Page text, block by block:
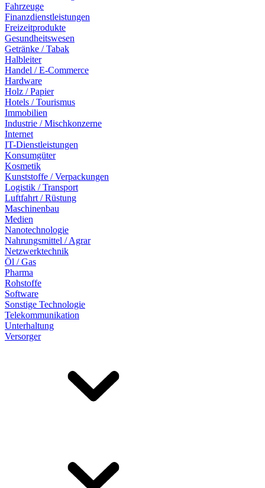
Fahrzeuge
Finanzdienstleistungen
Freizeitprodukte
Gesundheitswesen
Getränke / Tabak
Halbleiter
Handel / E-Commerce
Hardware
Holz / Papier
Hotels / Tourismus
Immobilien
Industrie / Mischkonzerne
Internet
IT-Dienstleistungen
Konsumgüter
Kosmetik
Kunststoffe / Verpackungen
Logistik / Transport
Luftfahrt / Rüstung
Maschinenbau
Medien
Nanotechnologie
Nahrungsmittel / Agrar
Netzwerktechnik
Öl / Gas
Pharma
Rohstoffe
Software
Sonstige Technologie
Telekommunikation
Unterhaltung
Versorger